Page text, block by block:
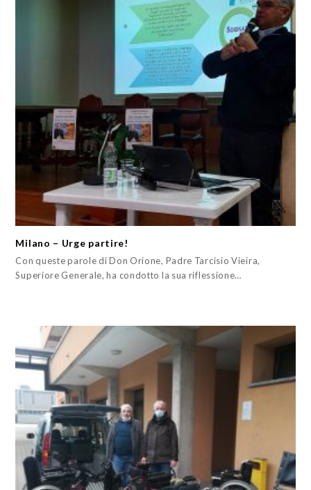
Milano – Urge partire!
Con queste parole di Don Orione, Padre Tarcisio Vieira,
Superiore Generale, ha condotto la sua riflessione…